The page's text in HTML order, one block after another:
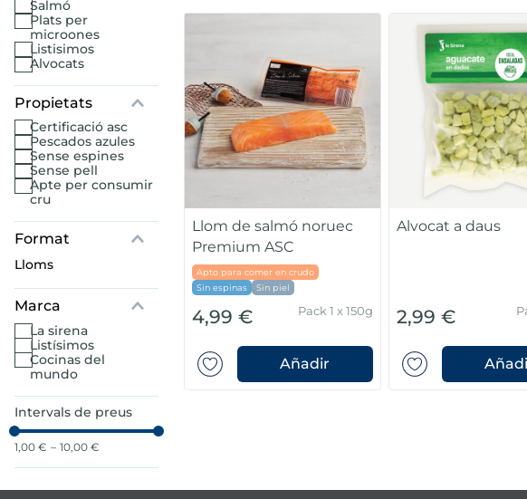
salmó
plats per
microones
listisimos
alvocats
certificació asc
pescados azules
sense espines
sense pell
apte per consumir
cru
lloms
Marca
la sirena
listísimos
cocinas del
mundo
Intervals de preus
1,00 € – 10,00 €
Llom de salmó noruec
Premium ASC
Apto para comer en crudo
Sin espinas
Sin piel
4,99 € Pack 1 x 150g
Añadir
Alvocat a daus
2,99 €
sirena
sirena
premium
polos